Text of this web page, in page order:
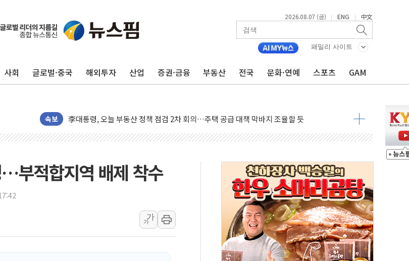
2026.08.07 (금) | ENG | 中文
패밀리 사이트
사회 글로벌·중국 해외투자 산업 증권·금융 부동산 전국 문화·연예 스포츠 GAM
속보
[오늘의 국회일정] 상임위·세미나·기자회견·주요 정당 - 8월 7일
[민주 당권주자 일정] 송영길·정청래·김민석 후보 - 8월 7일
[오늘의 정치일정] 8월 7일(금)
이란 의회, 美·이스라엘 선박 호르무즈 통항 금지 법안 검토
리투아니아 국방 "러, 우크라 드론으로 나토 회원국 공격 검토… 거짓 깃발 작전"
구광모, 내주 실리콘밸리서 젠슨 황 재회…로봇·AI 데이터센터·모빌리티 구체화
뉴욕증시 개장 전 특징주...모더나·아이온큐·도어대시↑ VS 샌디스크·피그마·앱러빈↓
김정관 장관 "영업이익 N% 성과급 반대…상법·자본시장법 개정 논의"
뉴욕증시 프리뷰, 미 주가선물 AI주 차익실현 속 혼조세...웨스턴디지털·샌디스크↓
청와대, 북한 단거리 탄도미사일 발사에 긴급 안보 점검회의
금값 7주 만에 최고…美 고용 둔화·호르무즈 재개방 기대에 강세
부적합지역 배제 착수
가
가